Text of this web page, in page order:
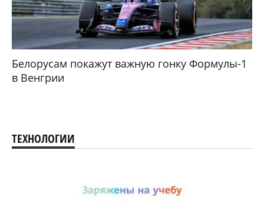
Белорусам покажут важную гонку Формулы-1
в Венгрии
ТЕХНОЛОГИИ